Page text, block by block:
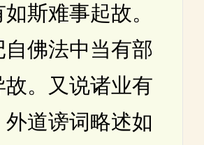
斯难事起故。
自佛法中当有部
故。又说诸业有
道谤词略述如